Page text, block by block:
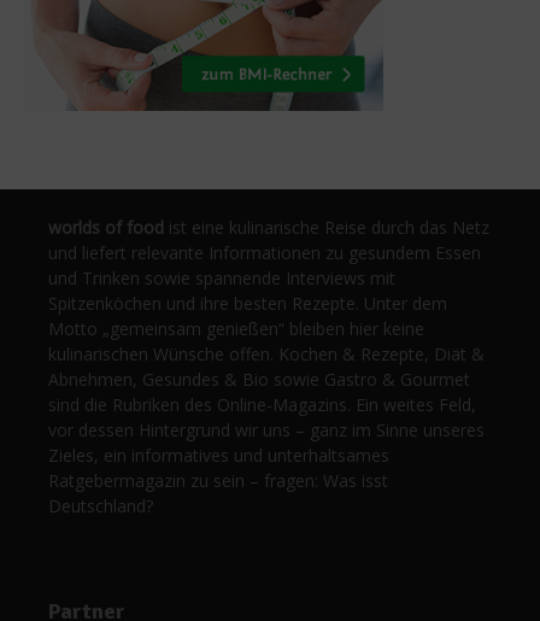
worlds of food ist eine kulinarische Reise durch das Netz
und liefert relevante Informationen zu gesundem Essen
und Trinken sowie spannende Interviews mit
Spitzenköchen und ihre besten Rezepte. Unter dem
Motto „gemeinsam genießen“ bleiben hier keine
kulinarischen Wünsche offen. Kochen & Rezepte, Diät &
Abnehmen, Gesundes & Bio sowie Gastro & Gourmet
sind die Rubriken des Online-Magazins. Ein weites Feld,
vor dessen Hintergrund wir uns – ganz im Sinne unseres
Zieles, ein informatives und unterhaltsames
Ratgebermagazin zu sein – fragen: Was isst
Deutschland?
Partner